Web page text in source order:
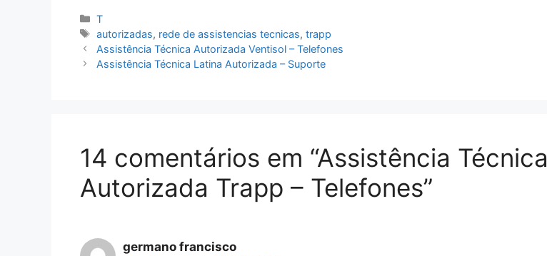
Categorias
T
Tags
autorizadas, rede de assistencias tecnicas,trapp
Assistência Técnica Autorizada Ventisol – Telefones
Assistência Técnica Latina Autorizada – Suporte
14 comentários em “Assistência Técnica
Autorizada Trapp – Telefones”
germano francisco